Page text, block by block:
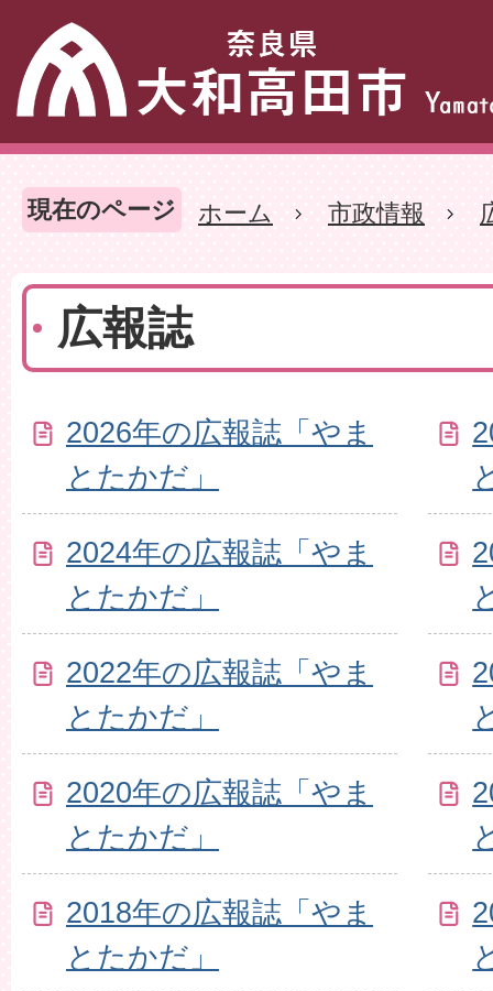
現在のページ ホーム 市政情報
広報誌
2026年の広報誌「やま
とたかだ」
2024年の広報誌「やま
とたかだ」
2022年の広報誌「やま
とたかだ」
2020年の広報誌「やま
とたかだ」
2018年の広報誌「やま
とたかだ」